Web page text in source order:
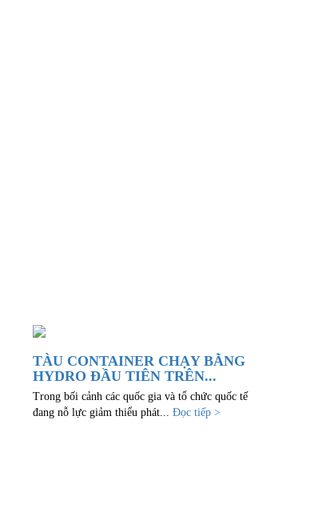
TÀU CONTAINER CHẠY BẰNG
HYDRO ĐẦU TIÊN TRÊN...
Trong bối cảnh các quốc gia và tổ chức quốc tế
đang nỗ lực giảm thiểu phát... Đọc tiếp >